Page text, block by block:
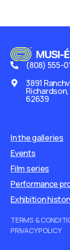
(808) 555-
3891
62639
In the galleries
Events
Film series
Performance
Exhibition
TERMS &
PRIVACY POLICY